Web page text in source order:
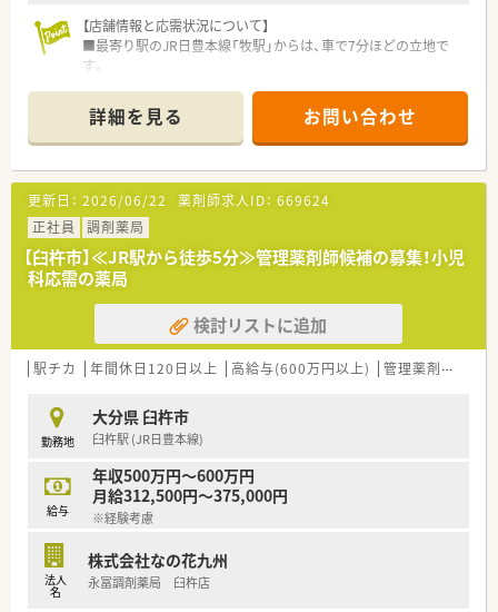
【店舗情報と応需状況について】
■最寄り駅のJR日豊本線「牧駅」からは、車で7分ほどの立地で
す。
しています。
■詳しい処方箋枚数や薬剤師の体制については、別途お問い合わ
せください。
【募集背景と求める人物像について】
■今回は体制強化のため、店舗運営を担う管理薬剤師を急募して
います。
■薬局での実務経験をお持ちで、誠実に患者さまと向き合える方
を求めています。
■強い信念と責任感を持ち、常に前向きに業務に取り組める方を
歓迎します。
【勤務実態について】
■年間休日は120日以上が確保されており、私生活との両立が可
■週38時間勤務体制を採用しており、無理のない勤務スケジュ
ールが魅力です。
■産休・育休の取得実績もございますので、長く安心して働ける
環境です。
【こんな方が活躍中】
■薬局での実務経験が豊富な、中堅からベテラン層の薬剤師が活
■患者さまとのコミュニケーションを大切にし、丁寧な服薬指導
を心がける方が多いです。
詳細を見る お問い合わせ
更新日： 2026/06/22 薬剤師求人ID： 669624
正社員
調剤薬局
【臼杵市】≪JR駅から徒歩5分≫管理薬剤師候補の募集！小児
科応需の薬局
検討リストに追加
駅チカ 年間休日120日以上 高給与(600万円以上) 管理薬剤師
勤務地
大分県 臼杵市
臼杵駅 (JR日豊本線)
給与
年収500万円～600万円
月給312,500円～375,000円
※経験考慮
法人
名
株式会社なの花九州
永冨調剤薬局 臼杵店